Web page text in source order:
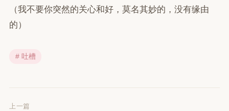
（我不要你突然的关心和好，莫名其妙的，没有缘由
的）
# 吐槽
上一篇